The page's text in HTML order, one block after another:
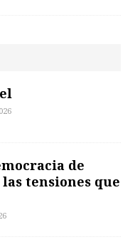
de
tensiones que